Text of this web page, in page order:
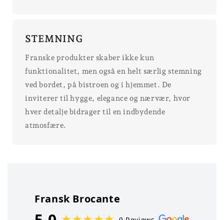
STEMNING
Franske produkter skaber ikke kun
funktionalitet, men også en helt særlig stemning
ved bordet, på bistroen og i hjemmet. De
inviterer til hygge, elegance og nærvær, hvor
hver detalje bidrager til en indbydende
atmosfære.